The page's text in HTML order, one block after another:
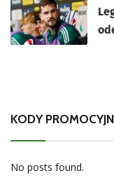
KODY
No posts found.